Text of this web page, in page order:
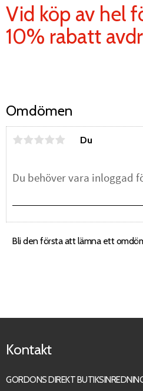
Vid köp av hel
10% rabatt
Omdömen
Du
Bli den första att lämna ett
Kontakt
GORDONS DIREKT